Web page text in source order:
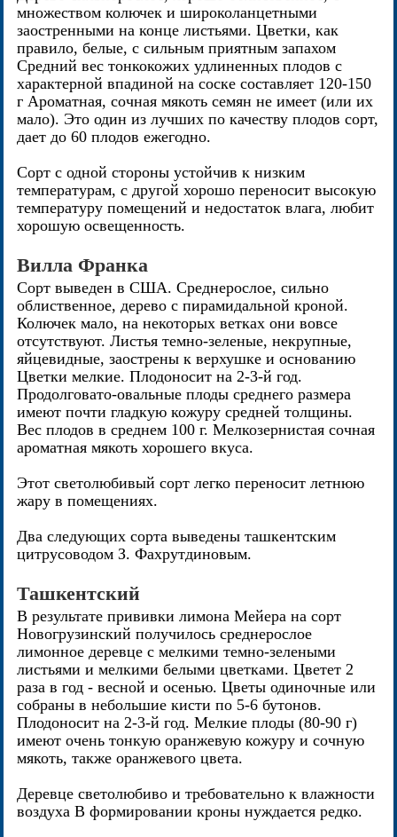
множеством колючек и широколанцетными
заостренными на конце листьями. Цветки, как
правило, белые, с сильным приятным запахом
Средний вес тонкокожих удлиненных плодов с
характерной впадиной на соске составляет 120-150
г Ароматная, сочная мякоть семян не имеет (или их
мало). Это один из лучших по качеству плодов сорт,
дает до 60 плодов ежегодно.
Сорт с одной стороны устойчив к низким
температурам, с другой хорошо переносит высокую
температуру помещений и недостаток влага, любит
хорошую освещенность.
Вилла Франка
Сорт выведен в США. Среднерослое, сильно
облиственное, дерево с пирамидальной кроной.
Колючек мало, на некоторых ветках они вовсе
отсутствуют. Листья темно-зеленые, некрупные,
яйцевидные, заострены к верхушке и основанию
Цветки мелкие. Плодоносит на 2-3-й год.
Продолговато-овальные плоды среднего размера
имеют почти гладкую кожуру средней толщины.
Вес плодов в среднем 100 г. Мелкозернистая сочная
ароматная мякоть хорошего вкуса.
Этот светолюбивый сорт легко переносит летнюю
жару в помещениях.
Два следующих сорта выведены ташкентским
цитрусоводом З. Фахрутдиновым.
Ташкентский
В результате прививки лимона Мейера на сорт
Новогрузинский получилось среднерослое
лимонное деревце с мелкими темно-зелеными
листьями и мелкими белыми цветками. Цветет 2
раза в год - весной и осенью. Цветы одиночные или
собраны в небольшие кисти по 5-6 бутонов.
Плодоносит на 2-3-й год. Мелкие плоды (80-90 г)
имеют очень тонкую оранжевую кожуру и сочную
мякоть, также оранжевого цвета.
Деревце светолюбиво и требовательно к влажности
воздуха В формировании кроны нуждается редко.